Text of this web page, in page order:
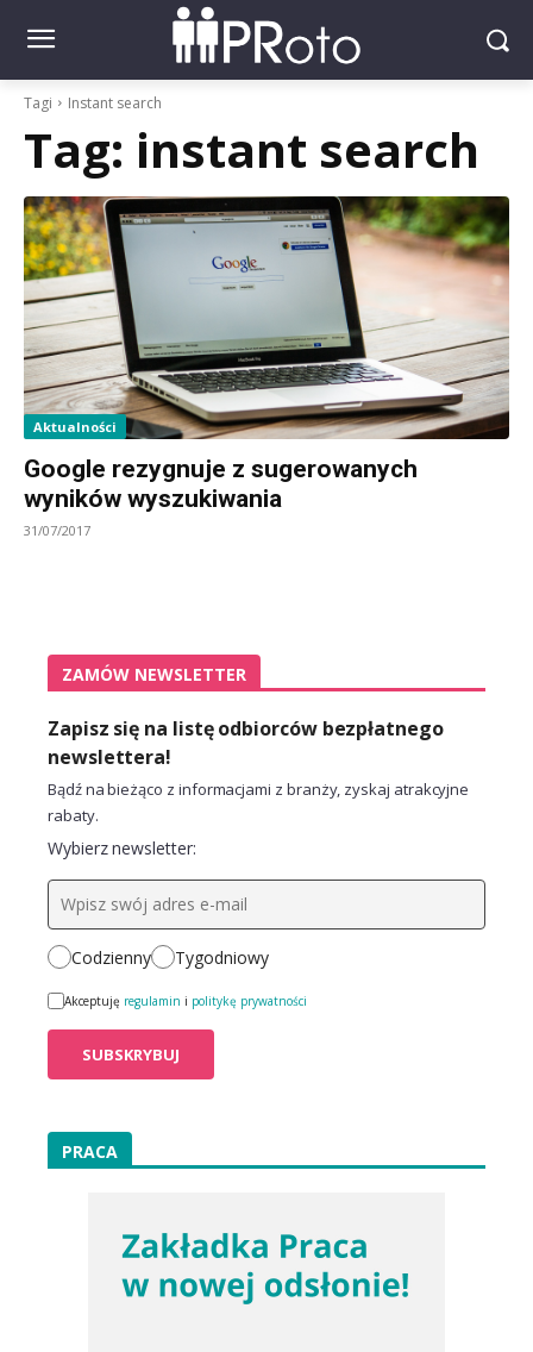
Tagi Instant search
Tag: instant search
Aktualności
Google rezygnuje z sugerowanych
wyników wyszukiwania
31/07/2017
ZAMÓW NEWSLETTER
Zapisz się na listę odbiorców bezpłatnego
newslettera!
Bądź na bieżąco z informacjami z branży, zyskaj atrakcyjne
rabaty.
Wybierz newsletter:
Codzienny Tygodniowy
Akceptuję regulamin i politykę prywatności
PRACA